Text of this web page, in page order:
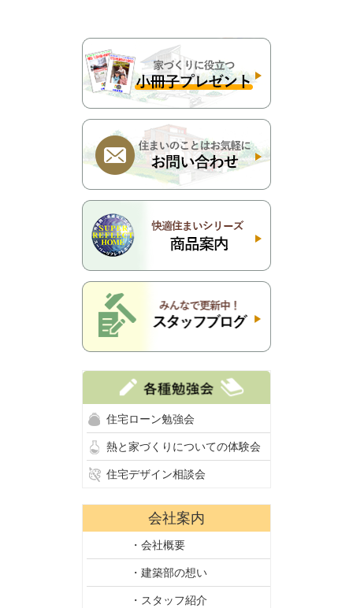
住宅ローン勉強会
熱と家づくりについての体験会
住宅デザイン相談会
会社案内
・会社概要
・建築部の想い
・スタッフ紹介